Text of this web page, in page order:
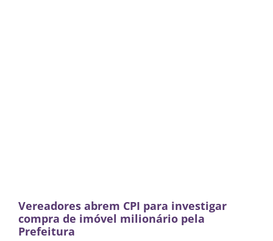
Vereadores abrem CPI para investigar
compra de imóvel milionário pela
Prefeitura